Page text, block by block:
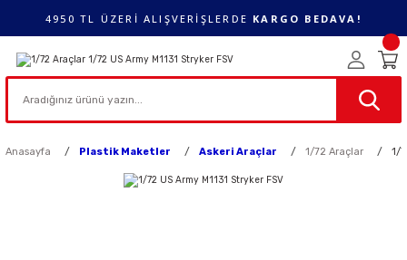
4950 TL ÜZERİ ALIŞVERİŞLERDE KARGO BEDAVA!
Anasayfa Plastik Maketler Askeri Araçlar 1/72 Araçlar 1/